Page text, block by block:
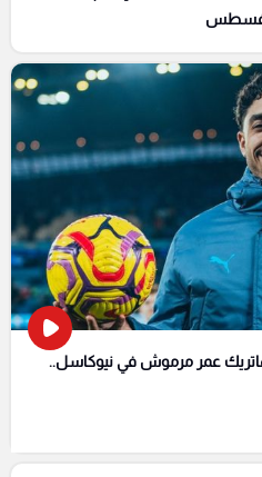
عمر مرموش في نيوكاسل..